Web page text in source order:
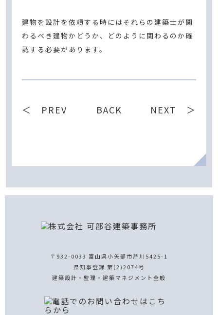
建物を設計を依頼する時にはそれらの建築士が関
わるべき建物かどうか、どのように関わるのか確
認する必要があります。
＜ PREV BACK NEXT ＞
〒932-0033 富山県小矢部市芹川5425-1
県知事登録 第(2)2074号
建築設計・監理・建築マネジメント全般